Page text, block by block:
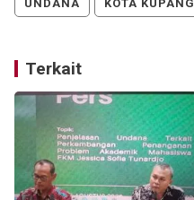
UNDANA KOTA KUPANG
Terkait